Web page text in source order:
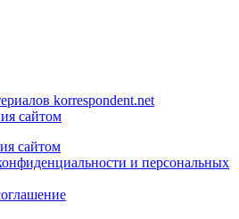
korrespondent.net
сайтом
сайтом
и персональных